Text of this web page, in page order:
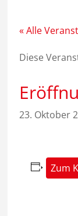
springen
« Alle
Diese
23. Oktober
Zum